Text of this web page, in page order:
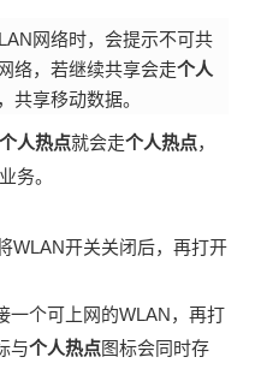
网络时，会提示不可共
络，若继续共享会走个人
共享移动数据。
个人热点就会走个人热点，
务。
WLAN开关关闭后，再打开
一个可上网的WLAN，再打
与个人热点图标会同时存